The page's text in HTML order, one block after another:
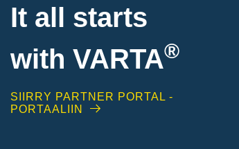
It all starts
with VARTA®
SIIRRY PARTNER PORTAL -
PORTAALIIN